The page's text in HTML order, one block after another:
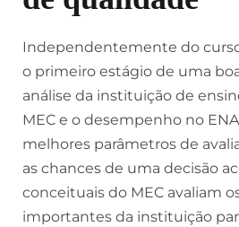
Independentemente do
o primeiro estágio de uma
análise da instituição de
MEC e o desempenho no
melhores parâmetros de
as chances de uma decisão
conceituais do MEC avaliam
importantes da instituição